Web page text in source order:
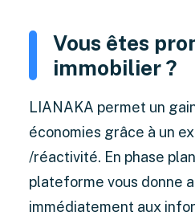
Vous êtes
immobilier ?
LIANAKA permet un
économies grâce à un
/réactivité. En phase
plateforme vous donne
immédiatement aux